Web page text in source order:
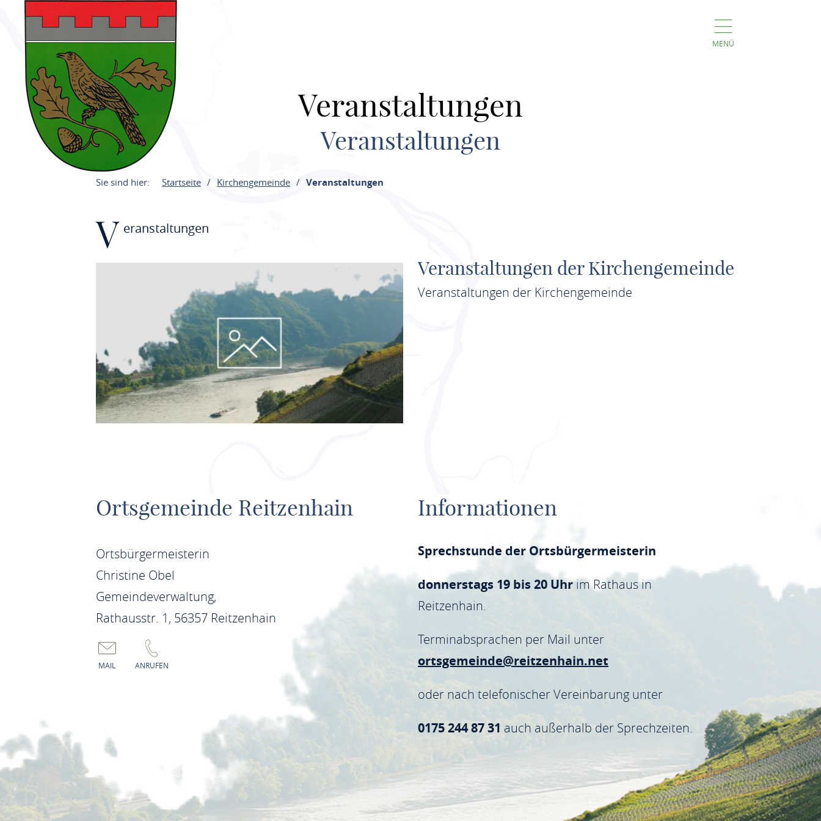
MENÜ
Veranstaltungen
Veranstaltungen
Sie sind hier: Startseite Kirchengemeinde Veranstaltungen
V eranstaltungen
Veranstaltungen der Kirchengemeinde
Veranstaltungen der Kirchengemeinde
Ortsgemeinde Reitzenhain
Ortsbürgermeisterin
Christine Obel
Gemeindeverwaltung,
Rathausstr. 1, 56357 Reitzenhain
MAIL ANRUFEN
Informationen
Sprechstunde der Ortsbürgermeisterin
donnerstags 19 bis 20 Uhrim Rathaus in
Reitzenhain.
Terminabsprachen per Mail unter
ortsgemeinde@reitzenhain.net
oder nach telefonischer Vereinbarung unter
0175 244 87 31 auch außerhalb der Sprechzeiten.